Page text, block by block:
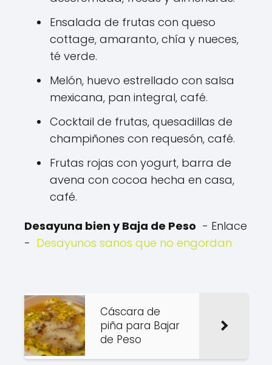
Ensalada de frutas con queso
cottage, amaranto, chía y nueces,
té verde.
Melón, huevo estrellado con salsa
mexicana, pan integral, café.
Cocktail de frutas, quesadillas de
champiñones con requesón, café.
Frutas rojas con yogurt, barra de
avena con cocoa hecha en casa,
café.
Desayuna bien y Baja de Peso - Enlace
- Desayunos sanos que no engordan
Cáscara de
piña para Bajar
de Peso